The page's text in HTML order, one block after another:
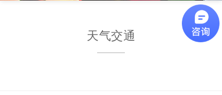
天气交通